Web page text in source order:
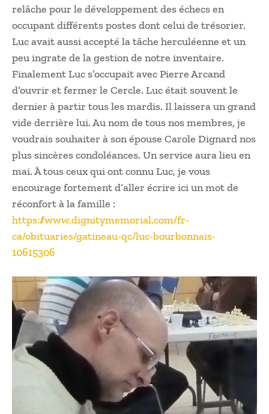
relâche pour le développement des échecs en
occupant différents postes dont celui de trésorier.
Luc avait aussi accepté la tâche herculéenne et un
peu ingrate de la gestion de notre inventaire.
Finalement Luc s’occupait avec Pierre Arcand
d’ouvrir et fermer le Cercle. Luc était souvent le
dernier à partir tous les mardis. Il laissera un grand
vide derrière lui. Au nom de tous nos membres, je
voudrais souhaiter à son épouse Carole Dignard nos
plus sincères condoléances. Un service aura lieu en
mai. À tous ceux qui ont connu Luc, je vous
encourage fortement d’aller écrire ici un mot de
réconfort à la famille :
https://www.dignitymemorial.com/fr-
ca/obituaries/gatineau-qc/luc-bourbonnais-
10615306